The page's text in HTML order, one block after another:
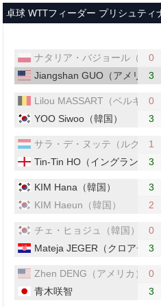
メインコンテンツへスキップ
卓球 WTTフィーダー プリシュテ
ナタリア・バジョール（ポー
0
Jiangshan GUO（アメリカ）
3
Lilou MASSART（ベルギー）
0
YOO Siwoo（韓国）
3
サラ・デ・ヌッテ（ルクセン
1
Tin-Tin HO（イングランド）
3
KIM Hana（韓国）
3
KIM Haeun（韓国）
2
チェ・ヒョジュ（韓国）
0
Mateja JEGER（クロアチア）
3
Zhen DENG（アメリカ）
0
青木咲智
3